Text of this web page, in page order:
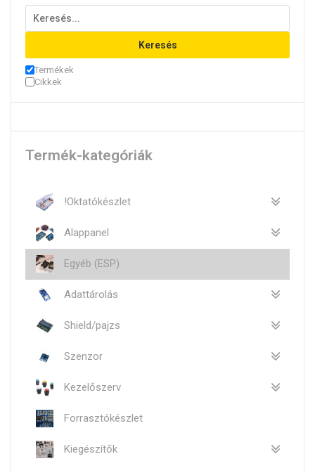
Keresés
Termékek
Cikkek
Termék-kategóriák
!Oktatókészlet
Alappanel
Egyéb (ESP)
Adattárolás
Shield/pajzs
Szenzor
Kezelőszerv
Forrasztókészlet
Kiegészítők